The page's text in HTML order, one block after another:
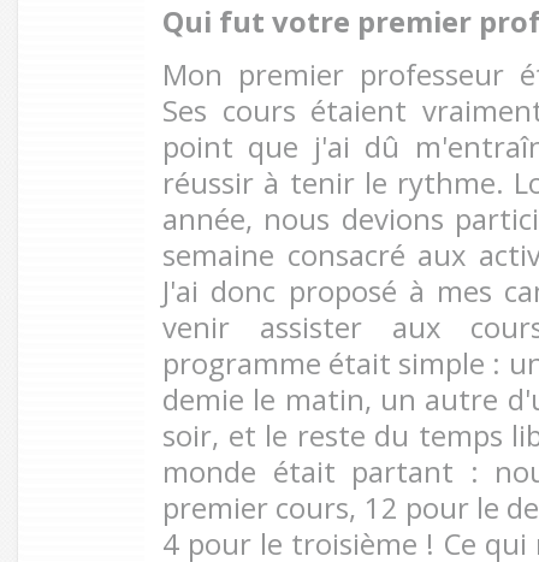
Qui fut votre premier
Mon premier professeur
Ses cours étaient
point que j'ai dû
réussir à tenir le rythme.
année, nous devions
semaine consacré aux
J'ai donc proposé à mes
venir assister aux
programme était simple :
demie le matin, un autre
soir, et le reste du temps
monde était partant :
premier cours, 12 pour le
4 pour le troisième ! Ce